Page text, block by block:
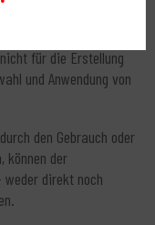
für die Erstellung
und Anwendung von
den Gebrauch oder
können der
weder direkt noch